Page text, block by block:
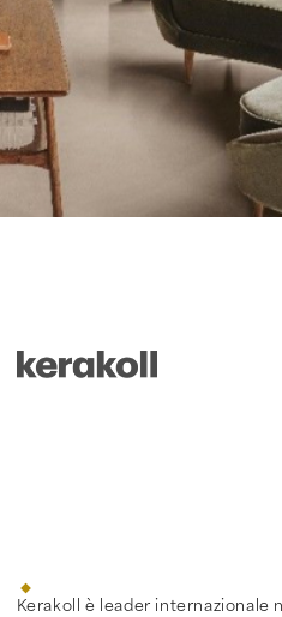
Kerakoll è leader internazionale